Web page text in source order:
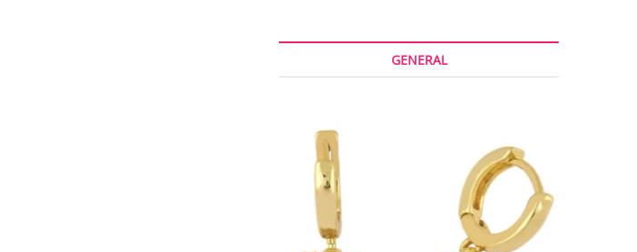
GENERAL